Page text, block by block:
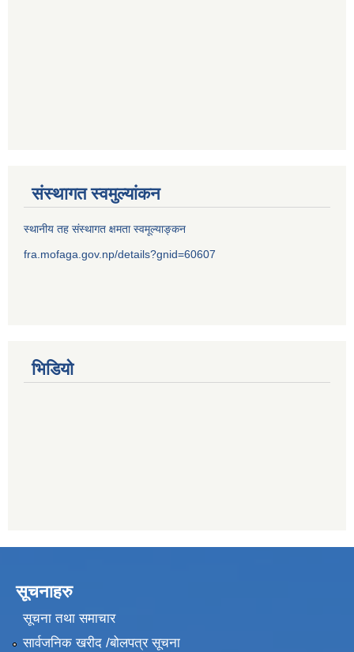
संस्थागत स्वमुल्यांकन
स्थानीय तह संस्थागत क्षमता स्वमूल्याङ्कन
fra.mofaga.gov.np/details?gnid=60607
भिडियो
सूचनाहरु
सूचना तथा समाचार
सार्वजनिक खरीद /बोलपत्र सूचना